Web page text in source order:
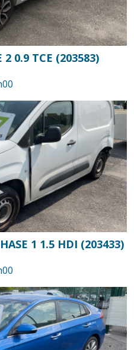
2 0.9 TCE (203583)
1 1.5 HDI (203433)